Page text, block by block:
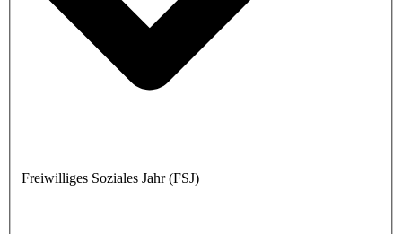
Freiwilliges Soziales Jahr (FSJ)